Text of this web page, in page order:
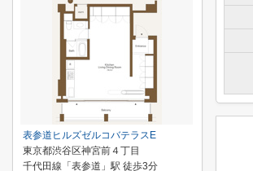
表参道ヒルズゼルコバテラスE
東京都渋谷区神宮前４丁目
千代田線「表参道」駅 徒歩3分